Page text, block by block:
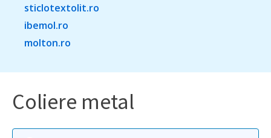
sticlotextolit.ro
ibemol.ro
molton.ro
Coliere metal